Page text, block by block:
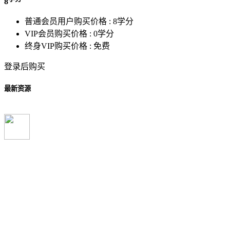
普通会员用户购买价格 : 8学分
VIP会员购买价格 : 0学分
终身VIP购买价格 : 免费
登录后购买
最新资源